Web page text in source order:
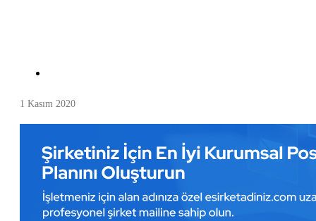
1 Kasım 2020